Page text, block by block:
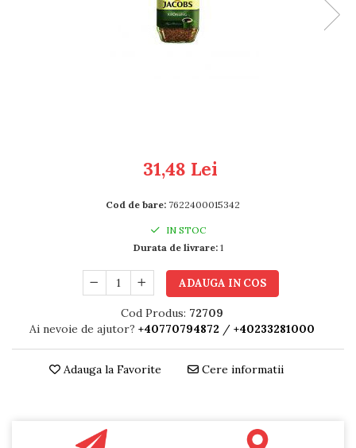
31,48 Lei
Cod de bare: 7622400015342
IN STOC
Durata de livrare:1
ADAUGA IN COS
Cod Produs: 72709
Ai nevoie de ajutor? +40770794872 / +40233281000
Adauga la Favorite Cere informatii